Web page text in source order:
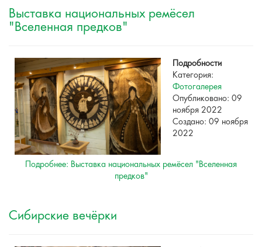
Выставка национальных ремёсел
"Вселенная предков"
Подробности
Категория:
Фотогалерея
Опубликовано: 09
ноября 2022
Создано: 09 ноября
2022
Подробнее: Выставка национальных ремёсел "Вселенная
предков"
Сибирские вечёрки